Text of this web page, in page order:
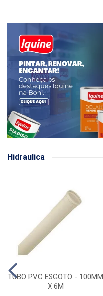
Hidraulica
TUBO PVC ESGOTO - 100MM
X 6M